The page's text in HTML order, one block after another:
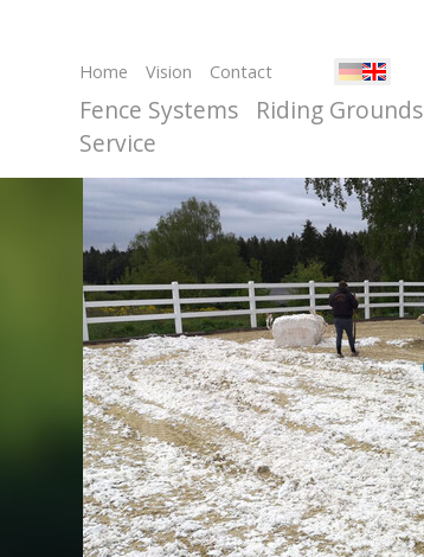
Home Vision Contact
Fence Systems Riding Grounds
Service